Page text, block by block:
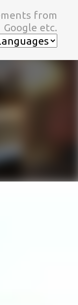
ンツに移動
from
Google etc.